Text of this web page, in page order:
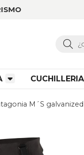
CUCHILLERIA
M´S